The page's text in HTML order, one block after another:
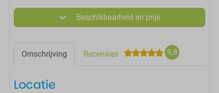
Beschikbaarheid en prijs
Omschrijving Recensies 9,8
Locatie